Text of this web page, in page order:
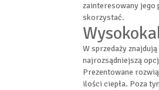
zainteresowany jego
skorzystać.
W sprzedaży
najrozsądniejszą
Prezentowane
ilości ciepła. Poza